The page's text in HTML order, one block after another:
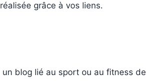
grâce à vos liens.
blog lié au sport ou au fitness de